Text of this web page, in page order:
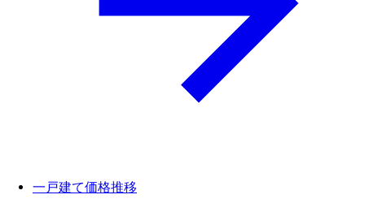
一戸建て価格推移